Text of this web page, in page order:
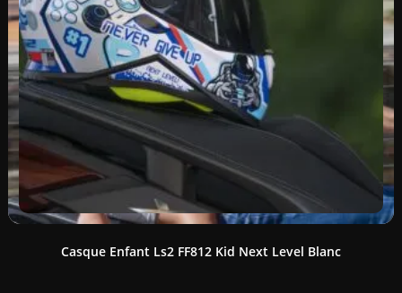
Casque Enfant Ls2 FF812 Kid Next Level Blanc